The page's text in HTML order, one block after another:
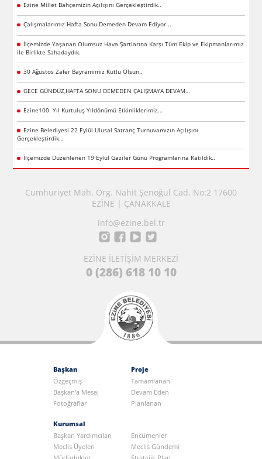
Ezine Millet Bahçemizin Açılışını Gerçekleştirdik..
Çalışmalarımız Hafta Sonu Demeden Devam Ediyor...
İlçemizde Yaşanan Olumsuz Hava Şartlarına Karşı Tüm Ekip ve Ekipmanlarımız
ile Birlikte Sahadaydık.
30 Ağustos Zafer Bayramımız Kutlu Olsun..
GECE GÜNDÜZ,HAFTA SONU DEMEDEN ÇALIŞMAYA DEVAM…
Ezine100. Yıl Kurtuluş Yıldönümü Etkinliklerimiz…
Ezine Belediyesi 22 Eylül Ulusal Satranç Turnuvamızın Açılışını
Gerçekleştirdik…
İlçemizde Düzenlenen 19 Eylül Gaziler Günü Programlarına Katıldık..
Cumhuriyet Mah. Org. Nahit Şenoğul Cad. No:2 17600
EZİNE | ÇANAKKALE
info@ezine.bel.tr
EZİNE İLETİŞİM MERKEZİ
0 (286) 618 10 10
Başkan
Özgeçmiş
Başkan'a Mesaj
Fotoğraflar
Proje
Tamamlanan
Devam Eden
Planlanan
Kurumsal
Başkan Yardımcıları
Encümenler
Meclis Üyeleri
Meclis Gündemi